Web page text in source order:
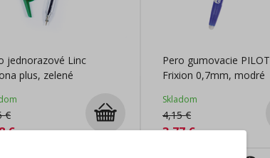
jednorazové Linc
plus, zelené
€
€
Pero gumovacie PILOT
Frixion 0,7mm, modré
Skladom
4,15€
3,77€